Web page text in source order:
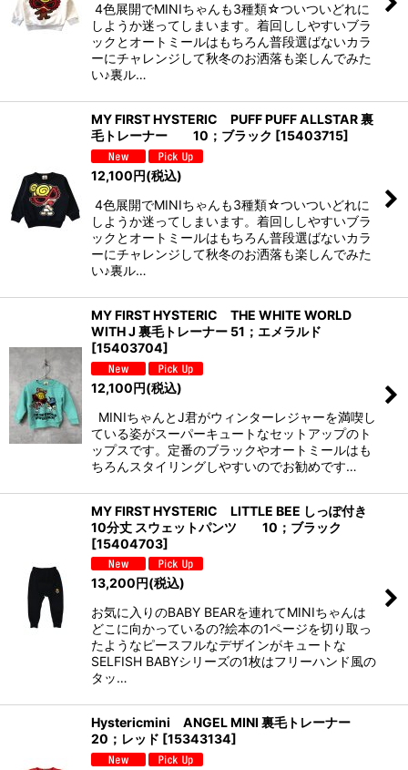
4色展開でMINIちゃんも3種類☆ついついどれに
しようか迷ってしまいます。着回ししやすいブラ
ックとオートミールはもちろん普段選ばないカラ
ーにチャレンジして秋冬のお洒落も楽しんでみた
い♪裏ル…
MY FIRST HYSTERIC PUFF PUFF ALLSTAR 裏
毛トレーナー 10；ブラック [15403715]
12,100円(税込)
4色展開でMINIちゃんも3種類☆ついついどれに
しようか迷ってしまいます。着回ししやすいブラ
ックとオートミールはもちろん普段選ばないカラ
ーにチャレンジして秋冬のお洒落も楽しんでみた
い♪裏ル…
MY FIRST HYSTERIC THE WHITE WORLD
WITH J 裏毛トレーナー 51；エメラルド
[15403704]
12,100円(税込)
MINIちゃんとJ君がウィンターレジャーを満喫し
ている姿がスーパーキュートなセットアップのト
ップスです。定番のブラックやオートミールはも
ちろんスタイリングしやすいのでお勧めです…
MY FIRST HYSTERIC LITTLE BEE しっぽ付き
10分丈 スウェットパンツ 10；ブラック
[15404703]
13,200円(税込)
お気に入りのBABY BEARを連れてMINIちゃんは
どこに向かっているの?絵本の1ページを切り取っ
たようなピースフルなデザインがキュートな
SELFISH BABYシリーズの1枚はフリーハンド風の
タッ…
Hystericmini ANGEL MINI 裏毛トレーナー
20；レッド [15343134]